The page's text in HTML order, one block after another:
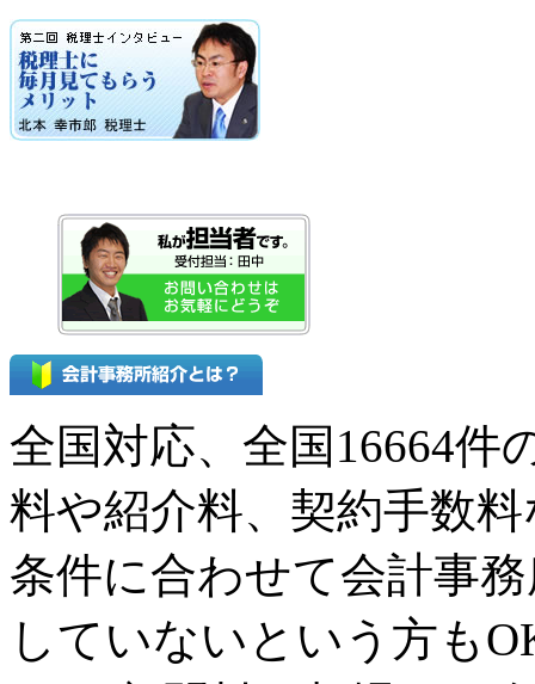
全国対応、全国16664件
料や紹介料、契約手数
条件に合わせて会計事
していないという方も